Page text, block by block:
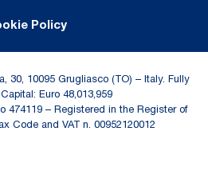
Policy
30, 10095 Grugliasco (TO) – Italy. Fully
Euro 48,013,959
474119 – Registered in the Register of
Code and VAT n. 00952120012